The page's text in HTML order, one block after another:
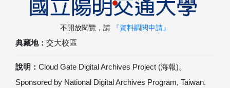
典藏地： 交大校區
說明： Cloud Gate Digital Archives Project (海報)。
Sponsored by National Digital Archives Program, Taiwan.
不開放閱覽，請 『資料調閱申請』